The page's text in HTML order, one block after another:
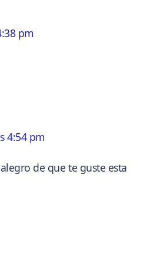
pm
4:54 pm
de que te guste esta